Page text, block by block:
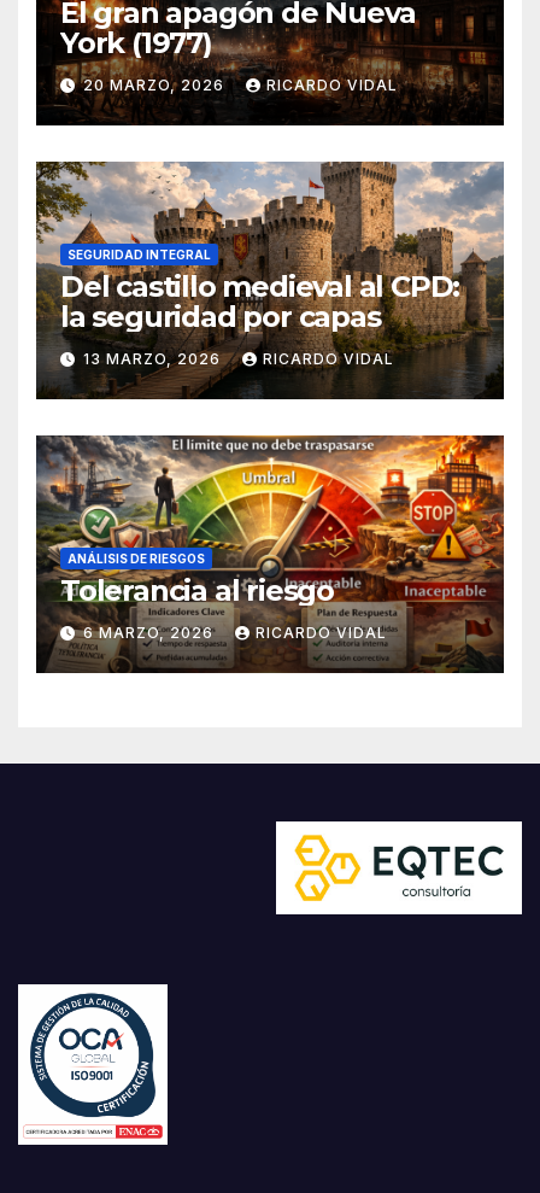
El gran apagón de Nueva
York (1977)
20 MARZO, 2026 RICARDO VIDAL
SEGURIDAD INTEGRAL
Del castillo medieval al CPD:
la seguridad por capas
13 MARZO, 2026 RICARDO VIDAL
ANÁLISIS DE RIESGOS
Tolerancia al riesgo
6 MARZO, 2026 RICARDO VIDAL